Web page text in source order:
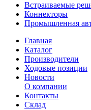
Встраиваемые
Коннекторы
Промышленная
Главная
Каталог
Производители
Ходовые позиции
Новости
О компании
Контакты
Склад